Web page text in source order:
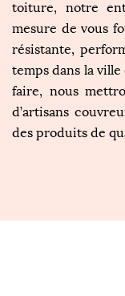
toiture, notre
mesure de vous
résistante,
temps dans la
faire, nous
d’artisans
des produits de